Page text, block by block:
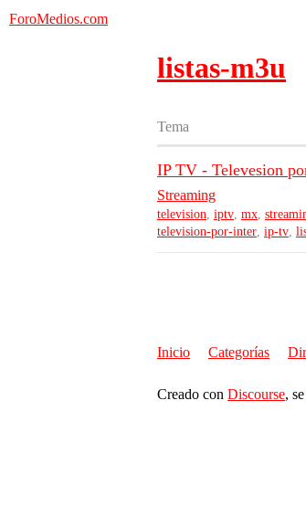
ForoMedios.com
listas-m3u
Tema
IP TV - Televesion
Streaming
television, iptv, mx,
television-por-inter, ip-tv,
Inicio Categorías
Creado con Discourse,